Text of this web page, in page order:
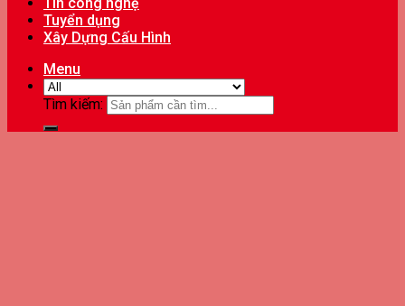
Tuyển dụng
Xây Dựng Cấu Hình
Menu
Tìm kiếm: